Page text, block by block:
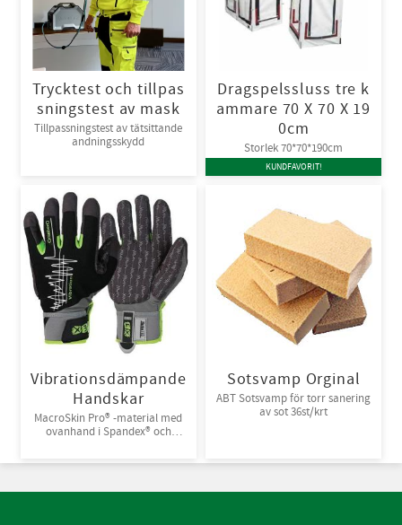
Trycktest och tillpas
sningstest av mask
Tillpassningstest av tätsittande
andningsskydd
Dragspelssluss tre k
ammare 70 X 70 X 19
0cm
Storlek 70*70*190cm
KUNDFAVORIT!
Vibrationsdämpande
Handskar
MacroSkin Pro® -material med
ovanhand i Spandex® och
Sotsvamp Orginal
ABT Sotsvamp för torr sanering
av sot 36st/krt